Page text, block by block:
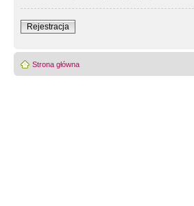
Rejestracja
Strona główna